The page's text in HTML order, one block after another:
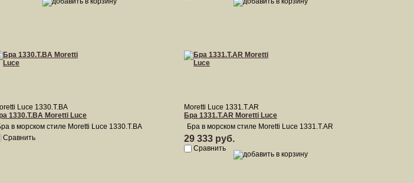
Luce 1330.T.BA
1330.T.BA Moretti Luce
в морском стиле Moretti Luce 1330.T.BA
Сравнить
Moretti Luce 1331.T.AR
Бра 1331.T.AR Moretti Luce
Бра в морском стиле Moretti Luce 1331.T.AR
29 333 руб.
Сравнить